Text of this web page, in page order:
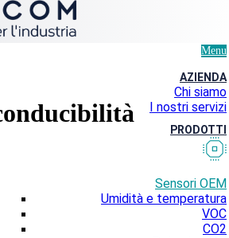
Menu
AZIENDA
Chi siamo
I nostri servizi
PRODOTTI
Sensori OEM
Umidità e temperatura
VOC
CO2